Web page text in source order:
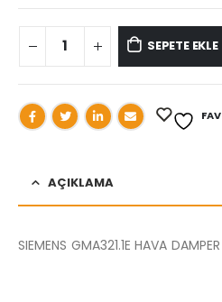
SEPETE EKLE
AÇIKLAMA
SIEMENS GMA321.1E HAVA